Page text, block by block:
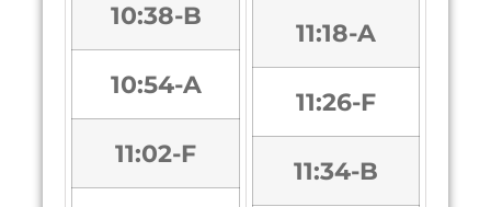
10:38-B
10:54-A
11:02-F
11:18-A
11:26-F
11:34-B